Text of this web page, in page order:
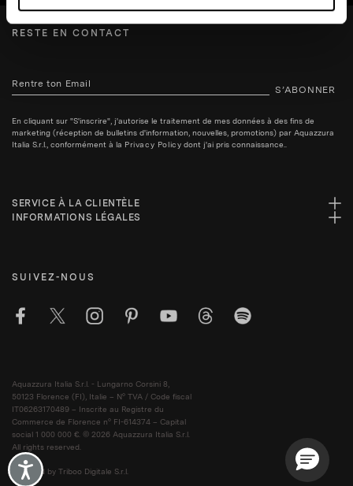
Accessibility
RESTE EN CONTACT
S’ABONNER
En cliquant sur "S'inscrire", j'autorise le traitement de mes données à des fins de
marketing (réception de bulletins d'information, nouvelles, promotions) par Aquazzura
Italia S.r.l., conformément à la Privacy Policy dont j'ai pris connaissance..
SERVICE À LA CLIENTÈLE
INFORMATIONS LÉGALES
SUIVEZ-NOUS
Aquazzura Italia S.r.l. - Lungarno Corsini 8,
50123 Florence (FI), Italie – N° TVA / Code fiscal
IT06263170489 – Inscrite au Registre du
Commerce de Florence n° FI-614374 – Capital
social 1 000 000 €. © 2026 Aquazzura Italia S.r.l.
All rights reserved.
Powered by Triboo Digitale S.r.l.